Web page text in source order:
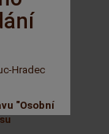
Hradec
"Osobní